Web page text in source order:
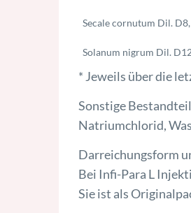
Secale cornutum Dil.
Solanum nigrum Dil.
* Jeweils über die
Sonstige
Natriumchlorid,
Darreichungsform
Bei Infi-Para L
Sie ist als